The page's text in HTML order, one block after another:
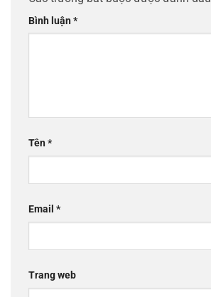
Bình luận*
Tên*
Email *
Trang web